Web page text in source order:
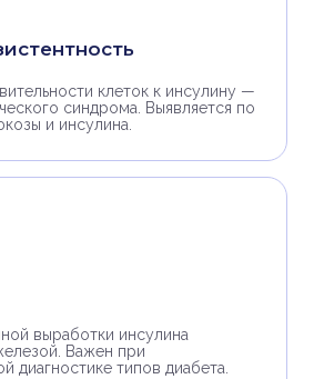
клеток к инсулину —
синдрома. Выявляется по
и инсулина.
выработки инсулина
Важен при
диагностике типов диабета.